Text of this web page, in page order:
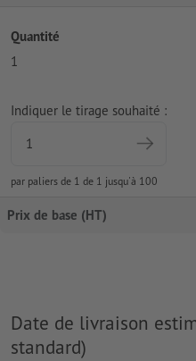
Quantité
1
Indiquer le tirage souhaité :
par paliers de 1 de 1 jusqu'à 100
Prix de base (HT)
Date de livraison
standard)